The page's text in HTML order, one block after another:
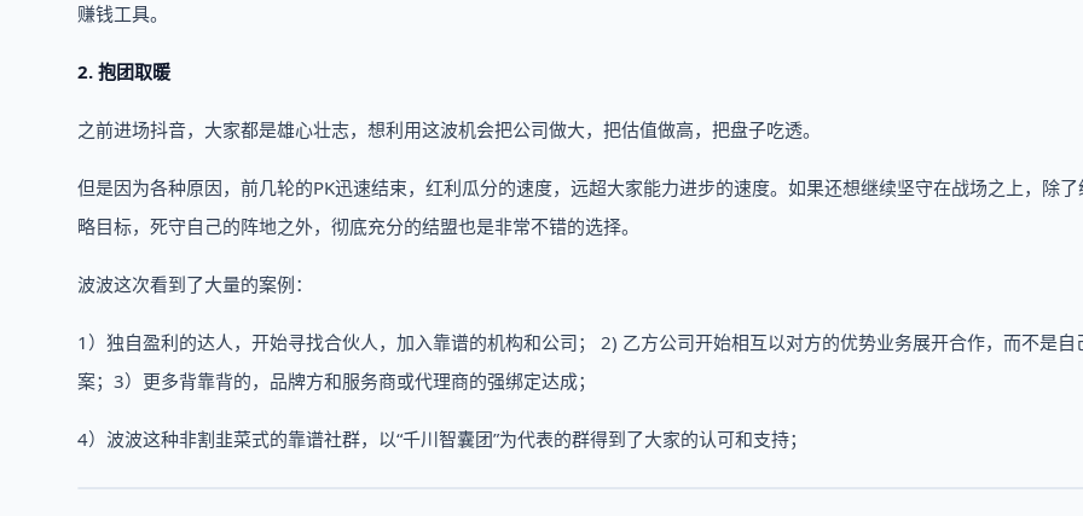
赚钱工具。
2. 抱团取暖
之前进场抖音，大家都是雄心壮志，想利用这波机会把公司做大，把估值做高，把盘子吃透。
但是因为各种原因，前几轮的PK迅速结束，红利瓜分的速度，远超大家能力进步的速度。如果还想继续坚守在战场之上，除
略目标，死守自己的阵地之外，彻底充分的结盟也是非常不错的选择。
波波这次看到了大量的案例：
1）独自盈利的达人，开始寻找合伙人，加入靠谱的机构和公司； 2) 乙方公司开始相互以对方的优势业务展开合作，而不是自
案；3）更多背靠背的，品牌方和服务商或代理商的强绑定达成；
4）波波这种非割韭菜式的靠谱社群，以“千川智囊团”为代表的群得到了大家的认可和支持；